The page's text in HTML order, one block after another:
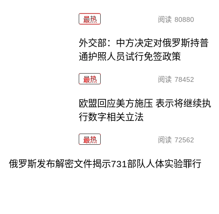
最热 阅读 80880
外交部：中方决定对俄罗斯持普
通护照人员试行免签政策
最热 阅读 78452
欧盟回应美方施压 表示将继续执
行数字相关立法
最热 阅读 72562
俄罗斯发布解密文件揭示731部队人体实验罪行